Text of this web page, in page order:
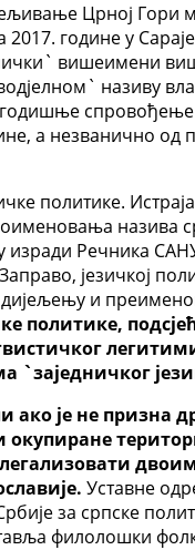
Црној Гори
године у
вишеимени
називу
а незванично од
политике.
назива
изради Речника
језичкој
и
политике,
је не призна
легализовати
Уставне
за српске
филолошки